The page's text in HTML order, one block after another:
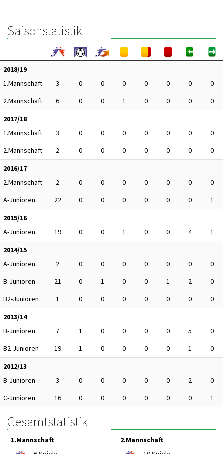
Saisonstatistik
2018/19
1.Mannschaft
3 0 0 0 0 0 0
0
2.Mannschaft
6 0 0 1 0 0 0
0
2017/18
1.Mannschaft
3 0 0 0 0 0 0
0
2.Mannschaft
2 0 0 0 0 0 0
0
2016/17
2.Mannschaft
2 0 0 0 0 0 0
0
A-Junioren
22 0 0 0 0 0 0
1
2015/16
A-Junioren
19 0 0 1 0 0 4
1
2014/15
A-Junioren
2 0 0 0 0 0 0
0
B-Junioren
21 0 1 0 0 1 2
0
B2-Junioren
1 0 0 0 0 0 0
0
2013/14
B-Junioren
7 1 0 0 0 0 5
0
B2-Junioren
19 1 0 0 0 0 1
0
2012/13
B-Junioren
3 0 0 0 0 0 2
0
C-Junioren
16 0 0 0 0 0 0 1
Gesamtstatistik
1.Mannschaft
2.Mannschaft